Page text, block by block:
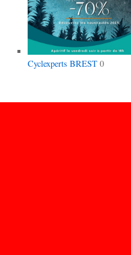
Cyclexperts BREST0